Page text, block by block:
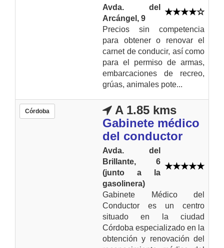
Avda. del
Arcángel, 9
Precios sin competencia
para obtener o renovar el
carnet de conducir, así como
para el permiso de armas,
embarcaciones de recreo,
grúas, animales pote...
Córdoba
A 1.85 kms
Gabinete médico
del conductor
Avda. del
Brillante, 6
(junto a la
gasolinera)
Gabinete Médico del
Conductor es un centro
situado en la ciudad
Córdoba especializado en la
obtención y renovación del